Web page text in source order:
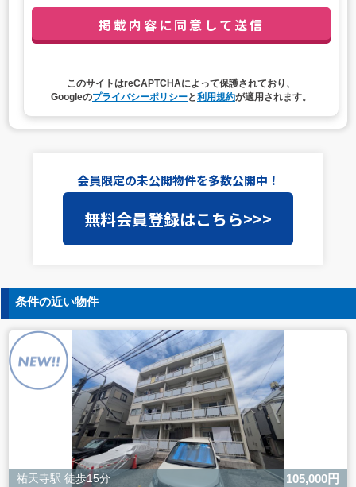
連絡先：privacy@balleggs.co.jp
（1）お問い合わせ対応（本人への連絡を含む）のため
4. 個人情報取扱いの委託
当社は事業運営上、前項利用目的の範囲に限って個人情報
を外部に委託することがあります。この場合、個人情報保
護水準の高い委託先を選定し、個人情報の適正管理・機密
保持についての契約を交わし、適切な管理を実施させま
5. 個人情報の開示等の請求
ご本人様は、当社に対してご自身の個人情報の開示等（利
用目的の通知、開示、内容の訂正・追加・削除、利用の停
止または消去、第三者への提供の停止）に関して、下記の
当社問合わせ窓口に申し出ることができます。その際、当
社はお客様ご本人を確認させていただいたうえで、合理的
な間内に対応いたします。
【お問合せ窓口】
株式会社バレッグス 個人情報問合せ窓口
住所 東京都目黒区鷹番2-5-21
電話 03-3794-1115
お問合せメールアドレス privacy@balleggs.co.jp
受付時間：平日10：30～17：00 ※弊社公休日を除く
このサイトはreCAPTCHAによって保護されており、
Googleのプライバシーポリシーと利用規約が適用されます。
会員限定の未公開物件を多数公開中！
無料会員登録はこちら>>>
条件の近い物件
祐天寺駅 徒歩15分 105,000円